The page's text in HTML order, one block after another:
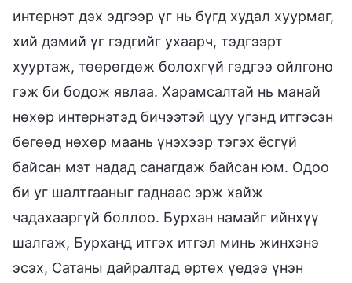
интернэт дэх эдгээр үг нь бүгд худал хуурмаг,
хий дэмий үг гэдгийг ухаарч, тэдгээрт
хууртаж, төөрөгдөж болохгүй гэдгээ ойлгоно
гэж би бодож явлаа. Харамсалтай нь манай
нөхөр интернэтэд бичээтэй цуу үгэнд итгэсэн
бөгөөд нөхөр маань үнэхээр тэгэх ёсгүй
байсан мэт надад санагдаж байсан юм. Одоо
би уг шалтгааныг гаднаас эрж хайж
чадахааргүй боллоо. Бурхан намайг ийнхүү
шалгаж, Бурханд итгэх итгэл минь жинхэнэ
эсэх, Сатаны дайралтад өртөх үедээ үнэн